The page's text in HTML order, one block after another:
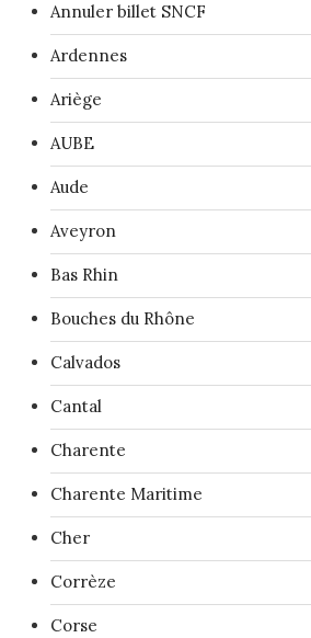
Annuler billet SNCF
Ardennes
Ariège
AUBE
Aude
Aveyron
Bas Rhin
Bouches du Rhône
Calvados
Cantal
Charente
Charente Maritime
Cher
Corrèze
Corse